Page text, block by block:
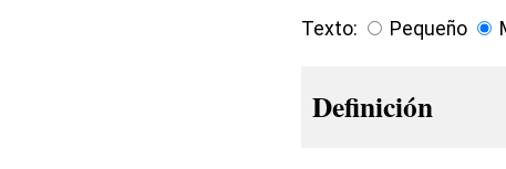
Texto: Pequeño
Definición